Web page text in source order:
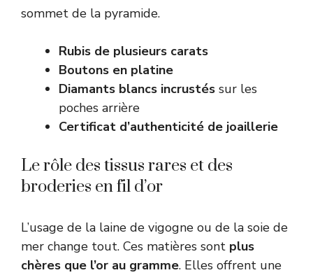
sommet de la pyramide.
Rubis de plusieurs carats
Boutons en platine
Diamants blancs incrustés sur les
poches arrière
Certificat d’authenticité de joaillerie
Le rôle des tissus rares et des
broderies en fil d’or
L’usage de la laine de vigogne ou de la soie de
mer change tout. Ces matières sont plus
chères que l’or au gramme. Elles offrent une